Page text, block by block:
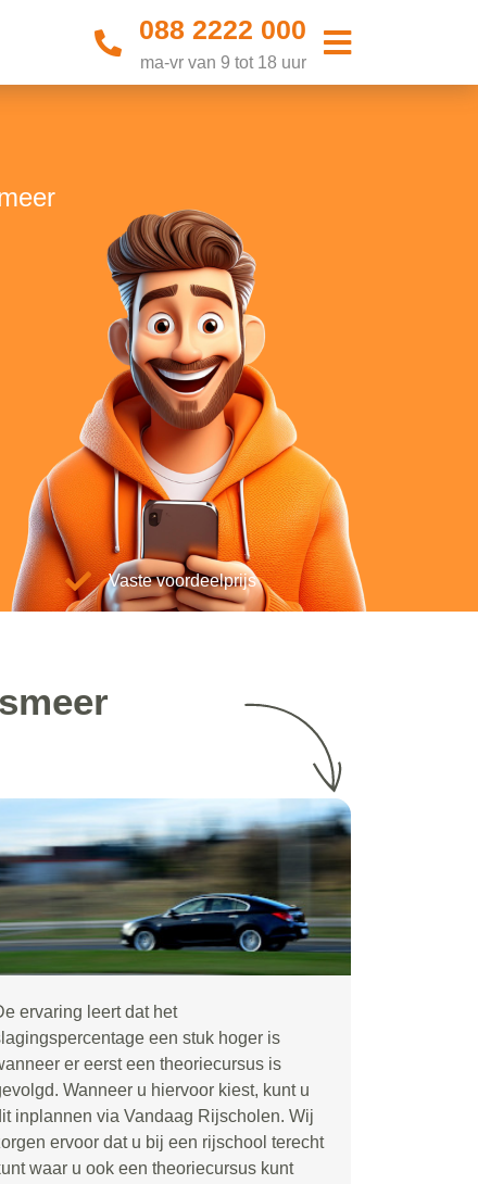
088 2222 000
ma-vr van 9 tot 18 uur
Vaste voordeelprijs
ervaring leert dat het
een stuk hoger is
er eerst een theoriecursus is
Wanneer u hiervoor kiest, kunt u
inplannen via Vandaag Rijscholen. Wij
ervoor dat u bij een rijschool terecht
waar u ook een theoriecursus kunt